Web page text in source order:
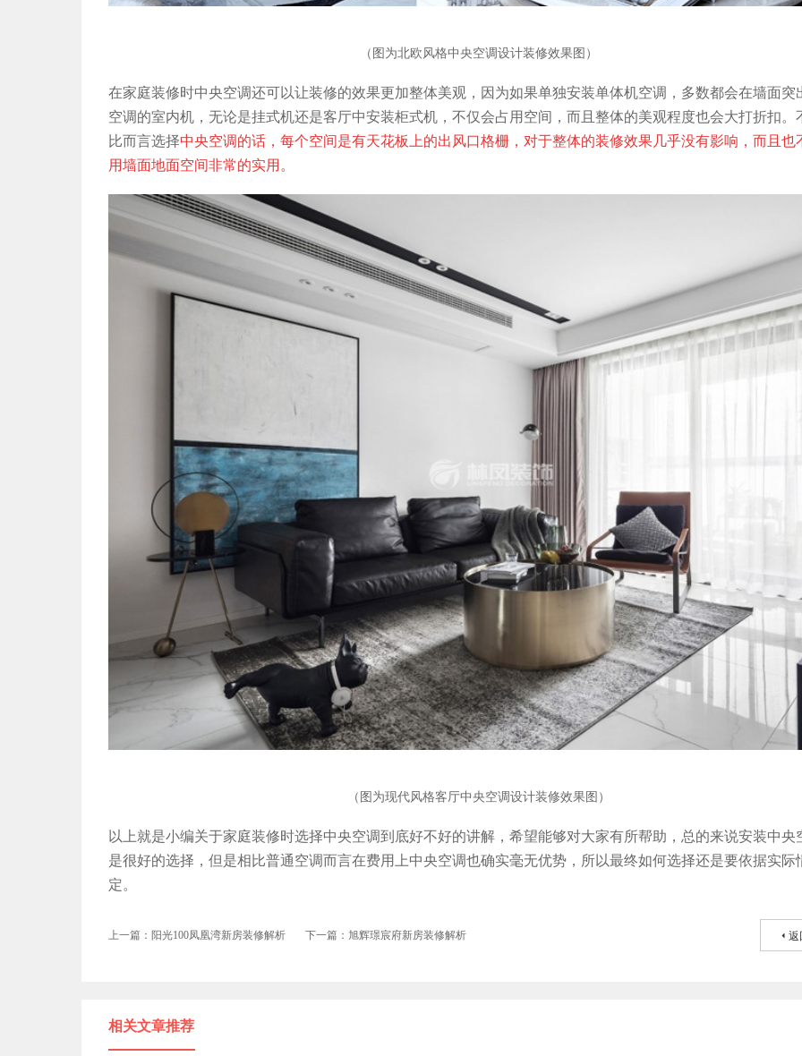
（图为北欧风格中央空调设计装修效果图）
在家庭装修时中央空调还可以让装修的效果更加整体美观，因为如果单独安装单体机空调，多数都会在墙面突
空调的室内机，无论是挂式机还是客厅中安装柜式机，不仅会占用空间，而且整体的美观程度也会大打折扣。
比而言选择中央空调的话，每个空间是有天花板上的出风口格栅，对于整体的装修效果几乎没有影响，而且也
用墙面地面空间非常的实用。
（图为现代风格客厅中央空调设计装修效果图）
以上就是小编关于家庭装修时选择中央空调到底好不好的讲解，希望能够对大家有所帮助，总的来说安装中央
是很好的选择，但是相比普通空调而言在费用上中央空调也确实毫无优势，所以最终如何选择还是要依据实际
定。
上一篇：阳光100凤凰湾新房装修解析 下一篇：旭辉璟宸府新房装修解析 返
相关文章推荐